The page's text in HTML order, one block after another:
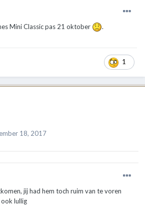
Mini Classic pas 21 oktober .
1
18, 2017
jij had hem toch ruim van te voren
lullig